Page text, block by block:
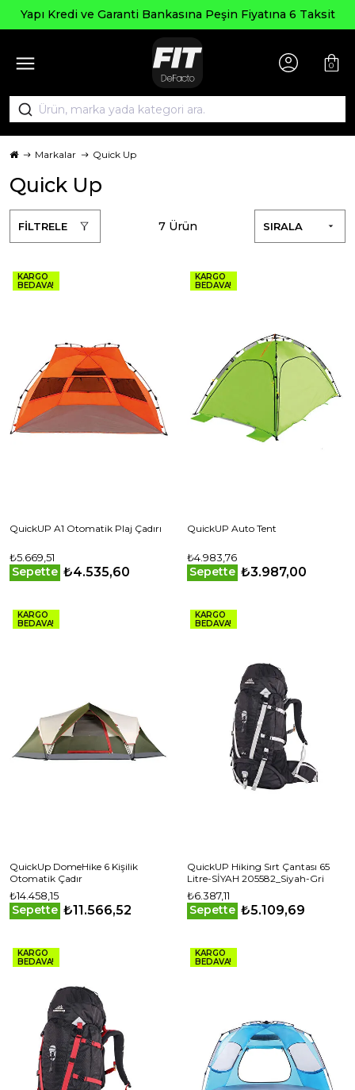
Yapı Kredi ve Garanti Bankasına Peşin Fiyatına 6 Taksit
0
Markalar Quick Up
Quick Up
FİLTRELE SIRALA
7 Ürün
KARGO
BEDAVA!
QuickUP A1 Otomatik Plaj Çadırı
₺5.669,51
Sepette ₺4.535,60
KARGO
BEDAVA!
QuickUP Auto Tent
₺4.983,76
Sepette ₺3.987,00
KARGO
BEDAVA!
QuickUp DomeHike 6 Kişilik
Otomatik Çadır
₺14.458,15
Sepette ₺11.566,52
KARGO
BEDAVA!
QuickUP Hiking Sırt Çantası 65
Litre-SİYAH 205582_Siyah-Gri
₺6.387,11
Sepette ₺5.109,69
KARGO
BEDAVA!
KARGO
BEDAVA!